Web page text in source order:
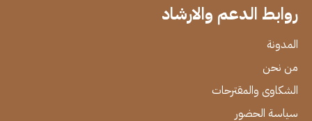
روابط الدعم والارشاد
المدونة
من نحن
الشكاوى والمقترحات
سياسة الحضور